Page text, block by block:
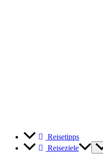
Reisetipps
Reiseziele